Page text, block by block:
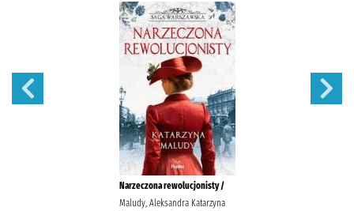
Narzeczona rewolucjonisty /
Maludy, Aleksandra Katarzyna